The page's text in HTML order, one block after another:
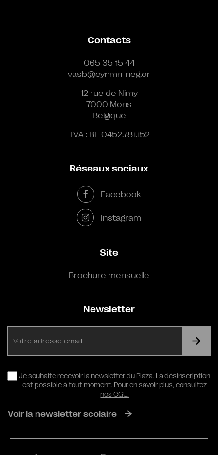
Contacts
065 35 15 44
vasb@cynmn-neg.or
12 rue de Nimy
7000 Mons
Belgique
TVA : BE 0452.781.152
Réseaux sociaux
Facebook
Instagram
Site
Brochure mensuelle
Newsletter
RGPD
Je souhaite recevoir la newsletter du Plaza. La désinscription
est possible à tout moment. Pour en savoir plus,consultez
nos CGU.
Voir la newsletter scolaire